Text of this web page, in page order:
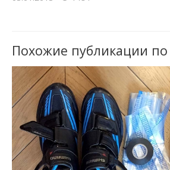
Похожие публикации